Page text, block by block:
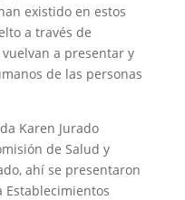
existido en estos
a través de
a presentar y
de las personas
Karen Jurado
de Salud y
ahí se presentaron
Establecimientos